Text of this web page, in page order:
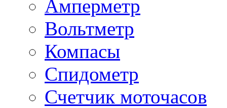
Амперметр
Вольтметр
Компасы
Спидометр
Счетчик моточасов